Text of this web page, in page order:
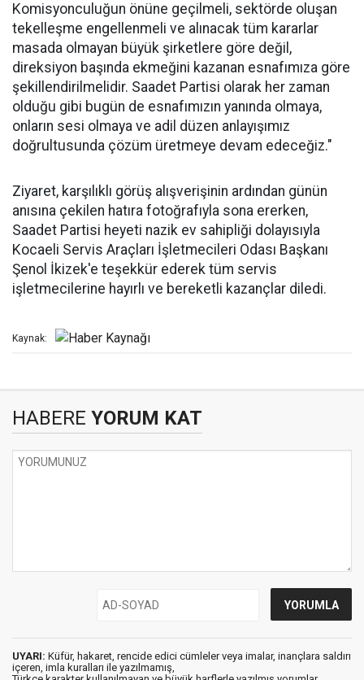
Komisyonculuğun önüne geçilmeli, sektörde oluşan
tekelleşme engellenmeli ve alınacak tüm kararlar
masada olmayan büyük şirketlere göre değil,
direksiyon başında ekmeğini kazanan esnafımıza göre
şekillendirilmelidir. Saadet Partisi olarak her zaman
olduğu gibi bugün de esnafımızın yanında olmaya,
onların sesi olmaya ve adil düzen anlayışımız
doğrultusunda çözüm üretmeye devam edeceğiz."
Ziyaret, karşılıklı görüş alışverişinin ardından günün
anısına çekilen hatıra fotoğrafıyla sona ererken,
Saadet Partisi heyeti nazik ev sahipliği dolayısıyla
Kocaeli Servis Araçları İşletmecileri Odası Başkanı
Şenol İkizek'e teşekkür ederek tüm servis
işletmecilerine hayırlı ve bereketli kazançlar diledi.
Kaynak:
HABERE YORUM KAT
UYARI: Küfür, hakaret, rencide edici cümleler veya imalar, inançlara saldırı
içeren, imla kuralları ile yazılmamış,